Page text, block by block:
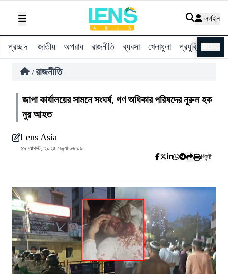
লগইন
প্রচ্ছদ জাতীয় অপরাধ রাজনীতি ব্যবসা খেলাধুলা প্রযুক্তি
/ রাজনীতি
জাপা কার্যালয়ের সামনে সংঘর্ষ, গণ অধিকার পরিষদের নুরুল হক
নুর আহত
Lens Asia
২৯ আগস্ট, ২০২৫ সন্ধ্যা ০৬:০৯
প্রিন্ট